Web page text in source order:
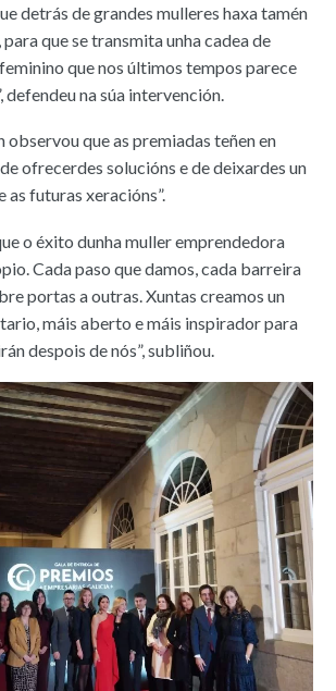
detrás de grandes mulleres haxa tamén
que se transmita unha cadea de
que nos últimos tempos parece
defendeu na súa intervención.
que as premiadas teñen en
ofrecerdes solucións e de deixardes un
as futuras xeracións”.
o éxito dunha muller emprendedora
Cada paso que damos, cada barreira
portas a outras. Xuntas creamos un
máis aberto e máis inspirador para
despois de nós”, subliñou.